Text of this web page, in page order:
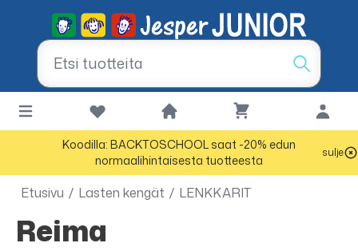
Koodilla: BACKTOSCHOOL saat -20% edun
normaalihintaisesta tuotteesta
sulje
Etusivu / Lasten kengät / LENKKARIT
Reima